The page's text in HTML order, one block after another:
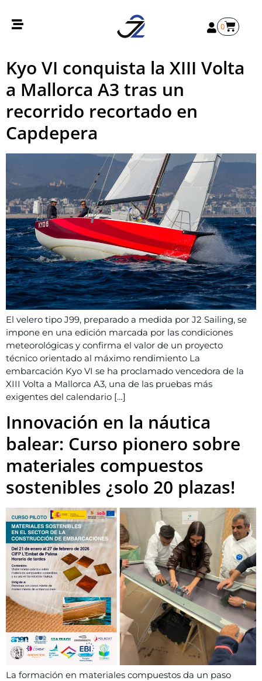
0
Kyo VI conquista la XIII Volta
a Mallorca A3 tras un
recorrido recortado en
Capdepera
El velero tipo J99, preparado a medida por J2 Sailing, se
impone en una edición marcada por las condiciones
meteorológicas y confirma el valor de un proyecto
técnico orientado al máximo rendimiento La
embarcación Kyo VI se ha proclamado vencedora de la
XIII Volta a Mallorca A3, una de las pruebas más
exigentes del calendario […]
Innovación en la náutica
balear: Curso pionero sobre
materiales compuestos
sostenibles ¿solo 20 plazas!
La formación en materiales compuestos da un paso